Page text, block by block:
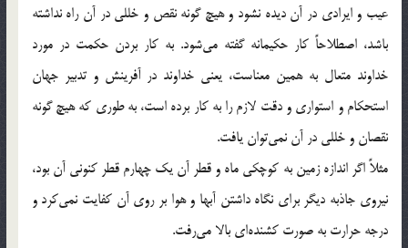
عيب و ايرادي در آن ديده نشود و هيچ گونه نقص و خللي در آن راه نداشته
باشد، ‌اصطلاحاً كار حكيمانه گفته مي‌شود. به كار بردن حكمت در مورد
خداوند متعال به همين معناست، يعني خداوند در آفرينش و تدبير جهان
استحكام و استواري و دقت لازم را به كار برده است، به طوري كه هيچ گونه
نقصان و خللي در آن نمي‌توان يافت.
مثلاً اگر اندازه زمين به كوچكي ماه و قطر آن يك چهارم قطر كنوني آن بود،
نيروي جاذبه ديگر براي نگاه داشتن آبها و هوا بر روي آن كفايت نمي‌كرد و
درجه حرارت به صورت كشنده‌اي بالا مي‌رفت.